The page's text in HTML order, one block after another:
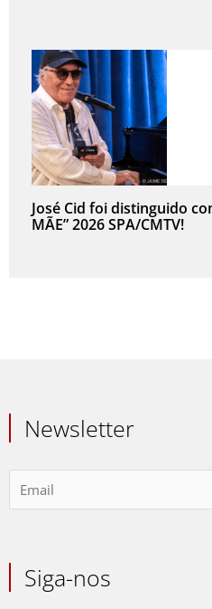
José Cid foi distinguido
MÃE” 2026 SPA/CMTV!
Newsletter
Siga-nos